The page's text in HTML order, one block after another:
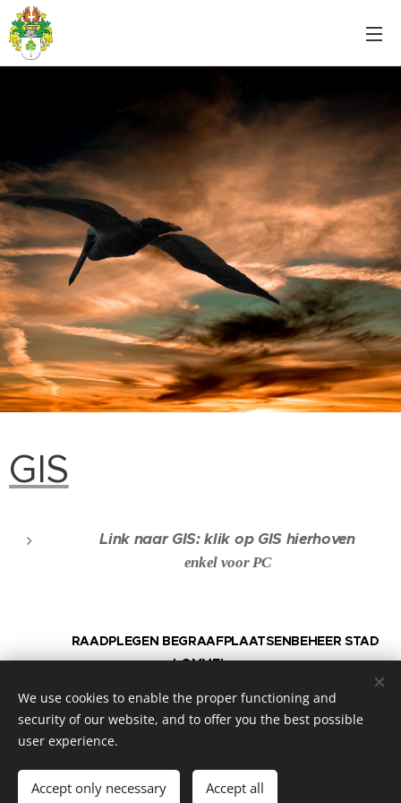
GIS
Link naar GIS: klik op GIS hierhoven
enkel voor PC
RAADPLEGEN BEGRAAFPLAATSENBEHEER STAD
LOMMEL
© 2026 Website Vandenberk
We use cookies to enable the proper functioning and
security of our website, and to offer you the best possible
user experience.
Accept only necessary Accept all